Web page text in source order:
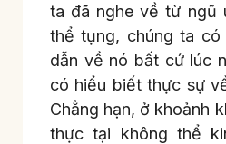
ta đã nghe về từ ngũ
thể tụng, chúng ta
dẫn về nó bất cứ lúc
có hiểu biết thực sự
Chẳng hạn, ở khoảnh
thực tại không thể